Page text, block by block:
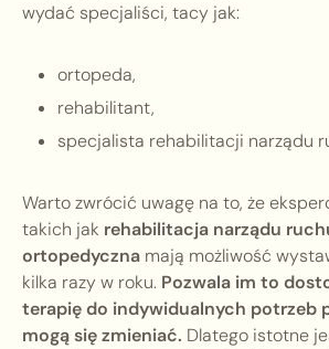
wydać specjaliści, tacy jak:
ortopeda,
rehabilitant,
specjalista rehabilitacji narządu
Warto zwrócić uwagę na to, że
takich jak rehabilitacja narządu
ortopedyczna mają możliwość
kilka razy w roku. Pozwala im to
terapię do indywidualnych potrzeb
mogą się zmieniać. Dlatego istotne